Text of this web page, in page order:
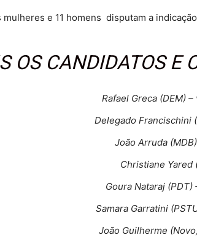
mulheres e 11 homens disputam a
OS CANDIDATOS E
Rafael Greca (DEM)
Delegado Francischini
João Arruda
Christiane Yared
Goura Nataraj
Samara Garratini
João Guilherme